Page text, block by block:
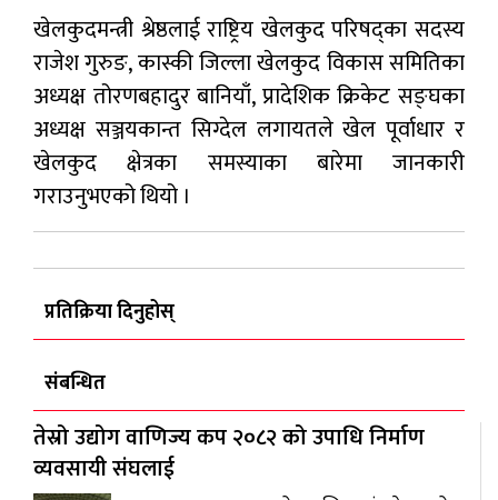
खेलकुदमन्त्री श्रेष्ठलाई राष्ट्रिय खेलकुद परिषद्का सदस्य
राजेश गुरुङ, कास्की जिल्ला खेलकुद विकास समितिका
अध्यक्ष तोरणबहादुर बानियाँ, प्रादेशिक क्रिकेट सङ्घका
अध्यक्ष सञ्जयकान्त सिग्देल लगायतले खेल पूर्वाधार र
खेलकुद क्षेत्रका समस्याका बारेमा जानकारी
गराउनुभएको थियो ।
प्रतिक्रिया दिनुहोस्
संबन्धित
तेस्रो उद्योग वाणिज्य कप २०८२ को उपाधि निर्माण
व्यवसायी संघलाई